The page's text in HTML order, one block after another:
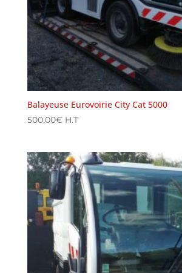
Balayeuse Eurovoirie City Cat 5000
500,00€ H.T